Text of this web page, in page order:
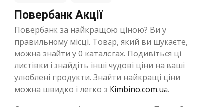
Повербанк Акції
Повербанк за найкращою ціною? Ви у
правильному місці. Товар, який ви шукаєте,
можна знайти у 0 каталогах. Подивіться ці
листівки і знайдіть інші чудові ціни на ваші
улюблені продукти. Знайти найкращі ціни
можна швидко і легко з Kimbino.com.ua.